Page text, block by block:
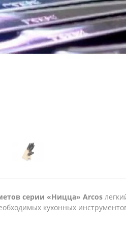
серии «Ницца» Arcos
кухонных